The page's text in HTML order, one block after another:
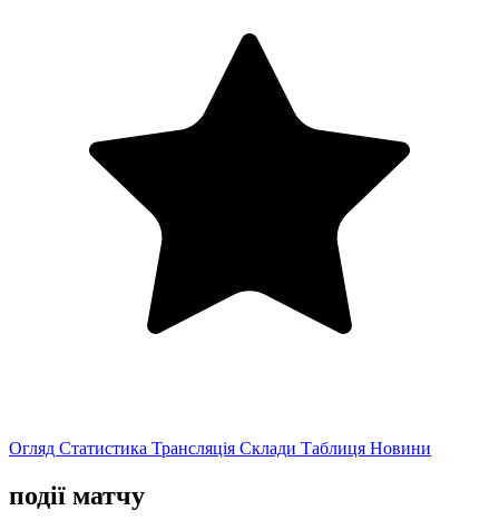
Огляд Статистика Трансляція Склади Таблиця Новини
події матчу